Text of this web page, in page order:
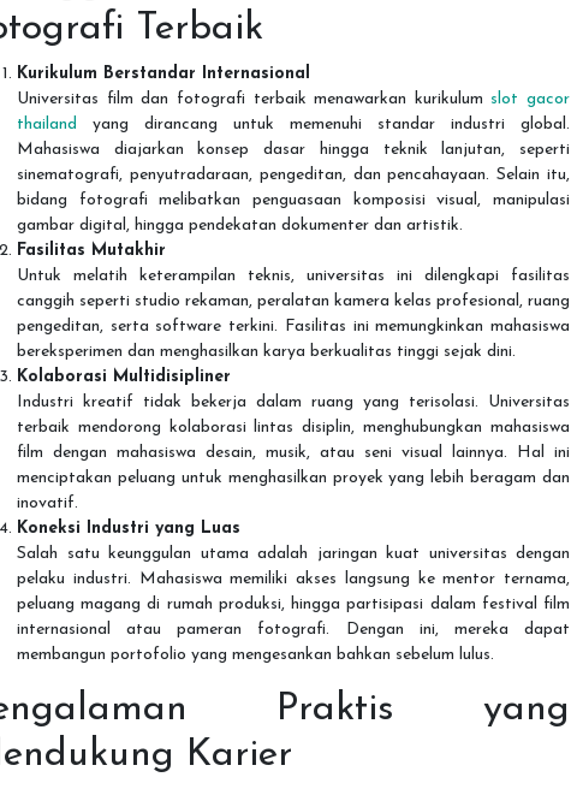
Terbaik
Kurikulum Berstandar Internasional
Universitas film dan fotografi terbaik menawarkan kurikulum slot gacor
thailand
yang dirancang untuk memenuhi standar industri global.
Mahasiswa diajarkan konsep dasar hingga teknik lanjutan, seperti
sinematografi, penyutradaraan, pengeditan, dan pencahayaan. Selain itu,
bidang fotografi melibatkan penguasaan komposisi visual, manipulasi
gambar digital, hingga pendekatan dokumenter dan artistik.
Fasilitas Mutakhir
Untuk melatih keterampilan teknis, universitas ini dilengkapi fasilitas
canggih seperti studio rekaman, peralatan kamera kelas profesional, ruang
pengeditan, serta software terkini. Fasilitas ini memungkinkan mahasiswa
bereksperimen dan menghasilkan karya berkualitas tinggi sejak dini.
Kolaborasi Multidisipliner
Industri kreatif tidak bekerja dalam ruang yang terisolasi. Universitas
terbaik mendorong kolaborasi lintas disiplin, menghubungkan mahasiswa
film dengan mahasiswa desain, musik, atau seni visual lainnya. Hal ini
menciptakan peluang untuk menghasilkan proyek yang lebih beragam dan
inovatif.
Koneksi Industri yang Luas
Salah satu keunggulan utama adalah jaringan kuat universitas dengan
pelaku industri. Mahasiswa memiliki akses langsung ke mentor ternama,
peluang magang di rumah produksi, hingga partisipasi dalam festival film
internasional atau pameran fotografi. Dengan ini, mereka dapat
membangun portofolio yang mengesankan bahkan sebelum lulus.
Praktis yang
Karier